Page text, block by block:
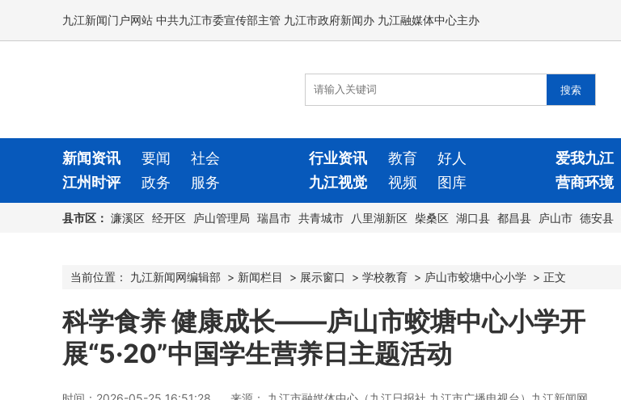
九江新闻门户网站 中共九江市委宣传部主管 九江市政府新闻办 九江融媒体中心主办
新闻资讯 要闻 社会 行业资讯 教育 好人 爱我九江
江州时评
政务 服务 九江视觉 视频 图库 营商环境
县市区： 濂溪区 经开区 庐山管理局 瑞昌市 共青城市 八里湖新区 柴桑区 湖口县 都昌县 庐山市 德安县
当前位置： 九江新闻网编辑部 > 新闻栏目 > 展示窗口 > 学校教育 > 庐山市蛟塘中心小学 > 正文
科学食养 健康成长——庐山市蛟塘中心小学开
展“5·20”中国学生营养日主题活动